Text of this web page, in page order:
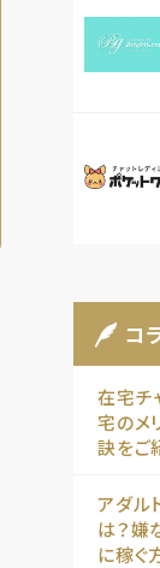
コ
在宅チ
宅のメ
訣をご
アダル
は？嫌
に稼ぐ